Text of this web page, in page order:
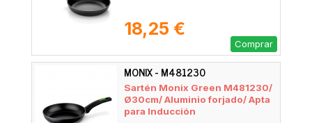
18,25 €
Comprar
MONIX - M481230
Sartén Monix Green M481230/
Ø30cm/ Aluminio forjado/ Apta
para Inducción